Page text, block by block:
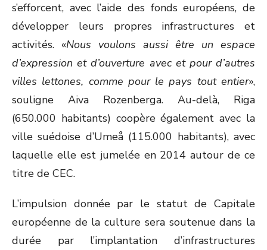
s’efforcent, avec l’aide des fonds européens, de
développer leurs propres infrastructures et
activités. «Nous voulons aussi être un espace
d’expression et d’ouverture avec et pour d’autres
villes lettones, comme pour le pays tout entier»,
souligne Aiva Rozenberga. Au-delà, Riga
(650.000 habitants) coopère également avec la
ville suédoise d’Umeå (115.000 habitants), avec
laquelle elle est jumelée en 2014 autour de ce
titre de CEC.
L’impulsion donnée par le statut de Capitale
européenne de la culture sera soutenue dans la
durée par l’implantation d’infrastructures